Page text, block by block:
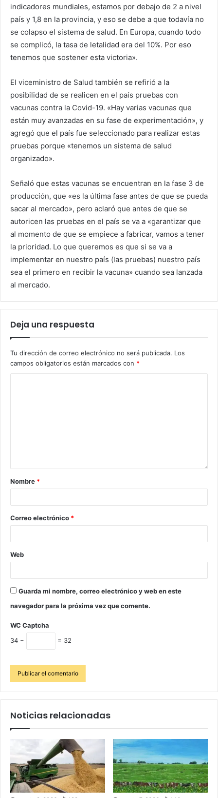
indicadores mundiales, estamos por debajo de 2 a nivel
país y 1,8 en la provincia, y eso se debe a que todavía no
se colapso el sistema de salud. En Europa, cuando todo
se complicó, la tasa de letalidad era del 10%. Por eso
tenemos que sostener esta victoria».
El viceministro de Salud también se refirió a la
posibilidad de se realicen en el país pruebas con
vacunas contra la Covid-19. «Hay varias vacunas que
están muy avanzadas en su fase de experimentación», y
agregó que el país fue seleccionado para realizar estas
pruebas porque «tenemos un sistema de salud
organizado».
Señaló que estas vacunas se encuentran en la fase 3 de
producción, que «es la última fase antes de que se pueda
sacar al mercado», pero aclaró que antes de que se
autoricen las pruebas en el país se va a «garantizar que
al momento de que se empiece a fabricar, vamos a tener
la prioridad. Lo que queremos es que si se va a
implementar en nuestro país (las pruebas) nuestro país
sea el primero en recibir la vacuna» cuando sea lanzada
al mercado.
Deja una respuesta
Tu dirección de correo electrónico no será publicada. Los
campos obligatorios están marcados con *
Nombre *
Correo electrónico *
Web
Guarda mi nombre, correo electrónico y web en este
navegador para la próxima vez que comente.
WC Captcha
34 −
= 32
Noticias relacionadas